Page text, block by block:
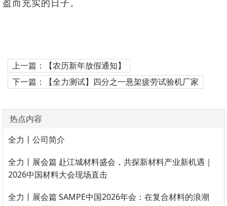
盈而充实的日子。
上一篇：【农历新年放假通知】
下一篇：【全力测试】四分之一悬架疲劳试验机厂家
热点内容
全力丨公司简介
全力丨展会篇 赴江城材料盛会，共探新材料产业新机遇｜
2026中国材料大会现场直击
全力丨展会篇 SAMPE中国2026年会：在复合材料的浪潮